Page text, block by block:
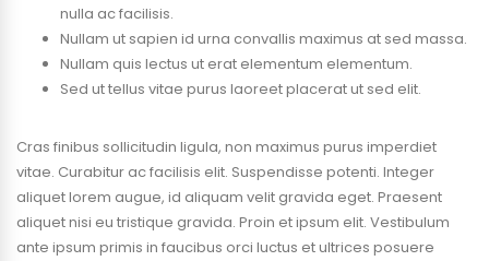
nulla ac facilisis.
Nullam ut sapien id urna convallis maximus at sed massa.
Nullam quis lectus ut erat elementum elementum.
Sed ut tellus vitae purus laoreet placerat ut sed elit.
Cras finibus sollicitudin ligula, non maximus purus imperdiet
vitae. Curabitur ac facilisis elit. Suspendisse potenti. Integer
aliquet lorem augue, id aliquam velit gravida eget. Praesent
aliquet nisi eu tristique gravida. Proin et ipsum elit. Vestibulum
ante ipsum primis in faucibus orci luctus et ultrices posuere